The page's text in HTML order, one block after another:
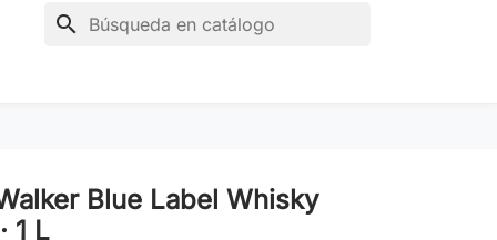
search
Blue Label Whisky
1 L